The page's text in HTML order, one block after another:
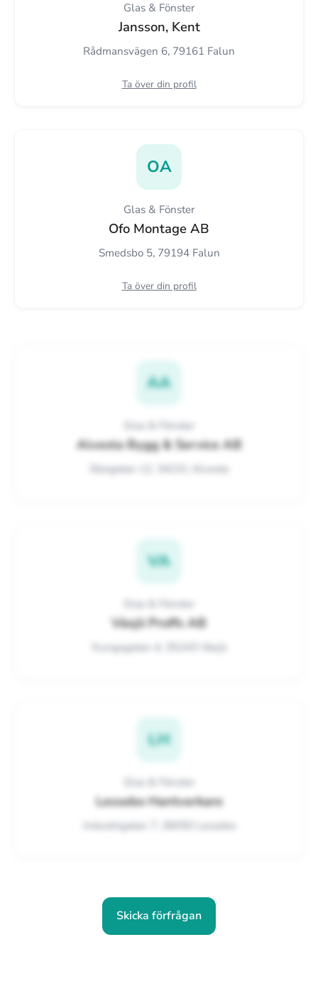
Glas & Fönster
Jansson, Kent
Rådmansvägen 6, 79161 Falun
Ta över din profil
OA
Glas & Fönster
Ofo Montage AB
Smedsbo 5, 79194 Falun
Ta över din profil
AA
Glas & Fönster
Alvesta Bygg & Service AB
Storgatan 12, 34231 Alvesta
VA
Glas & Fönster
Växjö Proffs AB
Kungsgatan 4, 35243 Växjö
LH
Glas & Fönster
Lessebo Hantverkare
Industrigatan 7, 36050 Lessebo
Skicka förfrågan